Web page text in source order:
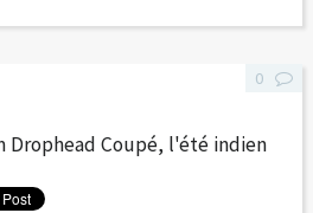
Drophead Coupé, l'été indien
0